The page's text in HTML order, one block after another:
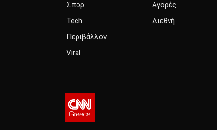
Σπορ
Tech
Περιβάλλον
Viral
Αγορές
Διεθνή